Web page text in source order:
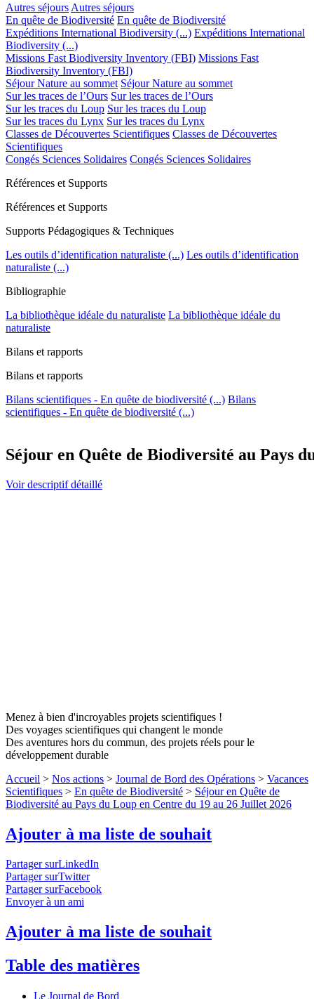
Autres séjours Autres séjours
En quête de Biodiversité En quête de Biodiversité
Expéditions International Biodiversity (...) Expéditions International
Biodiversity (...)
Missions Fast Biodiversity Inventory (FBI) Missions Fast
Biodiversity Inventory (FBI)
Séjour Nature au sommet Séjour Nature au sommet
Sur les traces de l’Ours Sur les traces de l’Ours
Sur les traces du Loup Sur les traces du Loup
Sur les traces du Lynx Sur les traces du Lynx
Classes de Découvertes Scientifiques Classes de Découvertes
Scientifiques
Congés Sciences Solidaires Congés Sciences Solidaires
Références et Supports
Références et Supports
Supports Pédagogiques & Techniques
Les outils d’identification naturaliste (...) Les outils d’identification
naturaliste (...)
Bibliographie
La bibliothèque idéale du naturaliste La bibliothèque idéale du
naturaliste
Bilans et rapports
Bilans et rapports
Bilans scientifiques - En quête de biodiversité (...) Bilans
scientifiques - En quête de biodiversité (...)
Séjour en Quête de Biodiversité au Pays
Voir descriptif détaillé
Menez à bien d'incroyables projets scientifiques !
Des voyages scientifiques qui changent le monde
Des aventures hors du commun, des projets réels pour le
développement durable
Accueil > Nos actions > Journal de Bord des Opérations > Vacances
Scientifiques > En quête de Biodiversité > Séjour en Quête de
Biodiversité au Pays du Loup en Centre du 19 au 26 Juillet 2026
Ajouter à ma liste de souhait
Partager surLinkedIn
Partager surTwitter
Partager surFacebook
Envoyer à un ami
Ajouter à ma liste de souhait
Table des matières
Le Journal de Bord